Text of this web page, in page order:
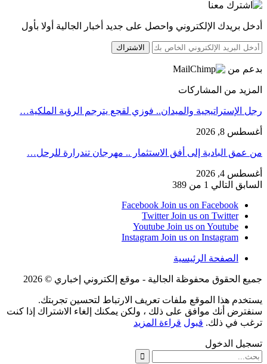
أدخل بريدك الإلكتروني واحصل على جديد أخبار الجالية أولا بأول
الاشتراك
بدعم من
المزيد من المشاركات
رجل الإستراتيجية والميدان.. فوزي لقجع يترجم الرؤية الملكية…
أغسطس 8, 2026
من عمق البادية إلى أفق الاستثمار .. مهرجان تندرارة للرحل…
أغسطس 4, 2026
السابق التالي 1 من 389
Facebook Join us on Facebook
Twitter Join us on Twitter
Youtube Join us on Youtube
Instagram Join us on Instagram
الصفحة الرئيسية
جميع الحقوق محفوظة الجالية - موقع إلكتروني إخباري © 2026
يستخدم هذا الموقع ملفات تعريف الارتباط لتحسين تجربتك.
سنفترض أنك موافق على ذلك ، ولكن يمكنك إلغاء الاشتراك إذا كنت
ترغب في ذلك. قبول قراءة المزيد
تسجيل الدخول